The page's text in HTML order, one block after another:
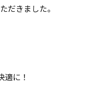
だきました。
適に！